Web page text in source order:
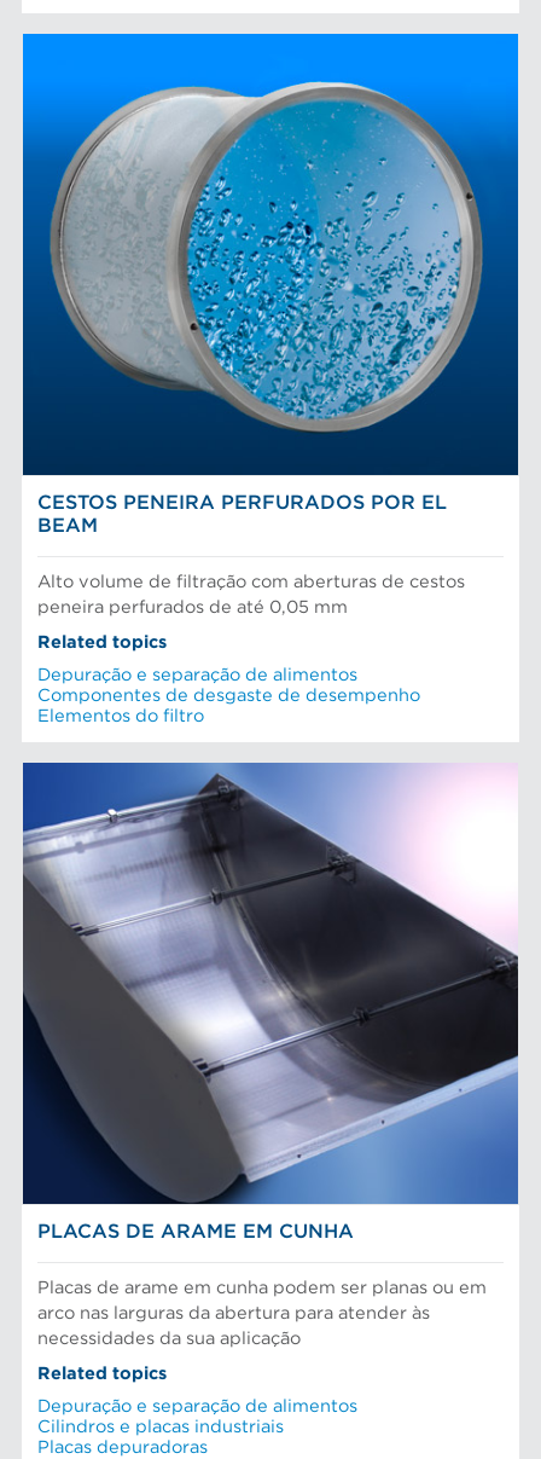
CESTOS PENEIRA PERFURADOS POR EL
BEAM
Alto volume de filtração com aberturas de cestos
peneira perfurados de até 0,05 mm
Related topics
Depuração e separação de alimentos
Componentes de desgaste de desempenho
Elementos do filtro
PLACAS DE ARAME EM CUNHA
Placas de arame em cunha podem ser planas ou em
arco nas larguras da abertura para atender às
necessidades da sua aplicação
Related topics
Depuração e separação de alimentos
Cilindros e placas industriais
Placas depuradoras